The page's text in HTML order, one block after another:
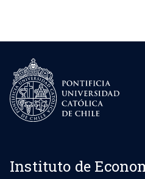
Instituto de